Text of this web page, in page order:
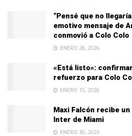
“Pensé que no
emotivo mensaje de
conmovió a Colo Colo
ENERO 28, 2026
«Está listo»:
refuerzo para Colo
ENERO 15, 2026
Maxi Falcón recibe
Inter de Miami
ENERO 30, 2025